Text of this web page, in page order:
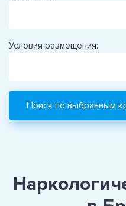
Условия размещения: